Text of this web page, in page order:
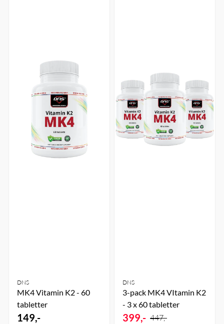
DNS
MK4 Vitamin K2 - 60
tabletter
149,-
DNS
3-pack MK4 VItamin K2
- 3 x 60 tabletter
399,- 447,-